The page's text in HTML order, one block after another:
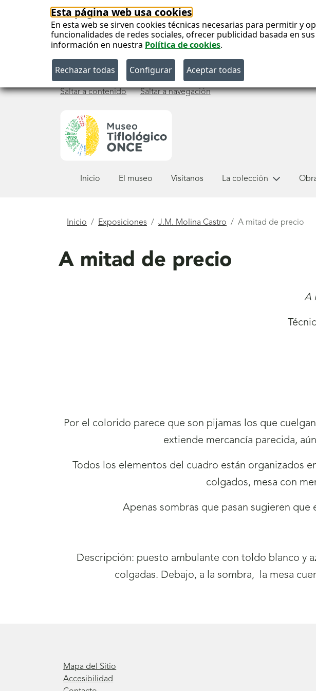
Esta página web usa cookies
En esta web se sirven cookies técnicas necesarias para permitir y
funcionalidades de redes sociales, ofrecer publicidad basada en
información en nuestra Política de cookies.
Saltar a contenido Saltar a navegación
Inicio El museo Visítanos La colección
Está
Inicio Exposiciones J.M. Molina Castro A mitad de precio
A mitad de precio
A
Por el colorido parece que son pijamas los que
extiende mercancía parecida,
Todos los elementos del cuadro están organizados
colgados, mesa con
Apenas sombras que pasan sugieren
Descripción: puesto ambulante con toldo blanco y
colgadas. Debajo, a la sombra, la mesa
Mapa del Sitio
Accesibilidad